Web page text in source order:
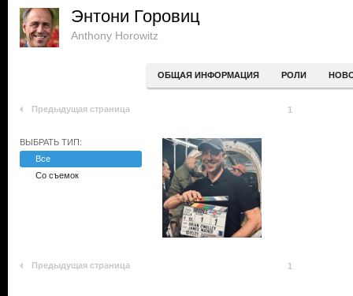
Энтони Горовиц
Anthony Horowitz
ОБЩАЯ ИНФОРМАЦИЯ РОЛИ
Предыдущая страница 1
ВЫБРАТЬ ТИП:
Все
Со съемок
Предыдущая страница 1